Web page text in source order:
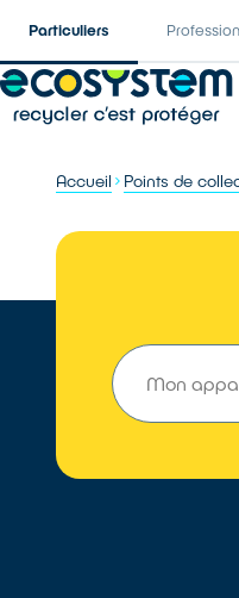
Particuliers
Accueil Points de